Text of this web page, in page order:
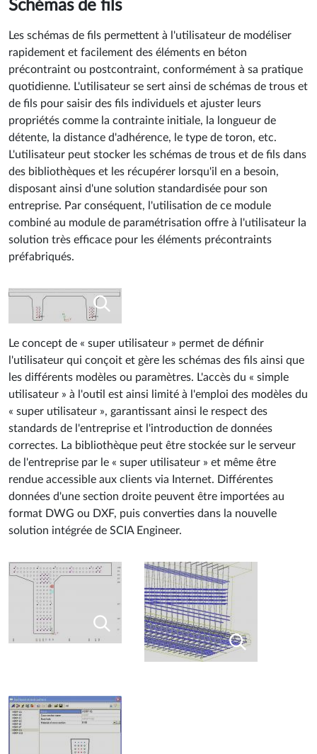
Schémas de fils
Les schémas de fils permettent à l'utilisateur de modéliser
rapidement et facilement des éléments en béton
précontraint ou postcontraint, conformément à sa pratique
quotidienne. L'utilisateur se sert ainsi de schémas de trous et
de fils pour saisir des fils individuels et ajuster leurs
propriétés comme la contrainte initiale, la longueur de
détente, la distance d'adhérence, le type de toron, etc.
L'utilisateur peut stocker les schémas de trous et de fils dans
des bibliothèques et les récupérer lorsqu'il en a besoin,
disposant ainsi d'une solution standardisée pour son
entreprise. Par conséquent, l'utilisation de ce module
combiné au module de paramétrisation offre à l'utilisateur la
solution très efficace pour les éléments précontraints
préfabriqués.
Le concept de « super utilisateur » permet de déﬁnir
l'utilisateur qui conçoit et gère les schémas des ﬁls ainsi que
les différents modèles ou paramètres. L'accès du « simple
utilisateur » à l'outil est ainsi limité à l'emploi des modèles du
« super utilisateur », garantissant ainsi le respect des
standards de l'entreprise et l'introduction de données
correctes. La bibliothèque peut être stockée sur le serveur
de l'entreprise par le « super utilisateur » et même être
rendue accessible aux clients via Internet. Différentes
données d'une section droite peuvent être importées au
format DWG ou DXF, puis converties dans la nouvelle
solution intégrée de SCIA Engineer.